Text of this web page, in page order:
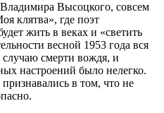
Высоцкого, совсем
клятва», где поэт
жить в веках и «светить
весной 1953 года вся
случаю смерти вождя, и
настроений было нелегко.
в том, что не